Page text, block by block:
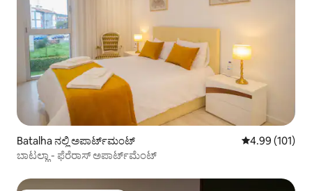
Batalha ನಲ್ಲಿ ಅಪಾರ್ಟ್‌ಮಂಟ್ 5 ರಲ್ಲಿ 4.99
4.99 (101)
ಬಾಟಲ್ಹಾ - ಫೆರೆರಾಸ್ ಅಪಾರ್ಟ್‌ಮೆಂಟ್